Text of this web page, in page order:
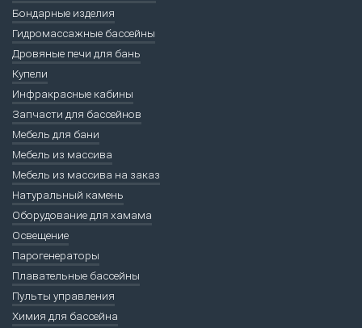
Бондарные изделия
Гидромассажные бассейны
Дровяные печи для бань
Купели
Инфракрасные кабины
Запчасти для бассейнов
Мебель для бани
Мебель из массива
Мебель из массива на заказ
Натуральный камень
Оборудование для хамама
Освещение
Парогенераторы
Плавательные бассейны
Пульты управления
Химия для бассейна